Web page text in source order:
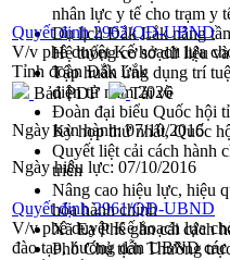
nhân lực y tế cho trạm y
Du lịch Đắk Lắk nâng
Hệ thống cơ sở dữ liệu
Tập huấn ứng dụng trí
điện tử năm 2026
Đoàn đại biểu Quốc hội
Kỳ họp thứ nhất, Quốc
Quyết liệt cải cách hành
triển
Nâng cao hiệu lực, hiệu
hóa hành chính
Xã Ea Phê gắn cải cách
Phó Chủ tịch Thường
Quyết định 2962/QĐ-UBND
V/v phê duyệt Kế hoạch lựa
Tỉnh đoàn Đắk Lắk
Bản PDF
Tải về
Ngày ban hành:07/10/2016
Ngày hiệu lực: 07/10/2016
Quyết định 2961/QĐ-UBND
V/v phê duyệt Kế hoạch lựa
đào tạo, hướng dẫn UBND